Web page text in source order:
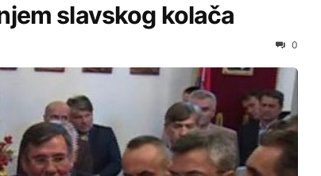
slavskog kolača
0